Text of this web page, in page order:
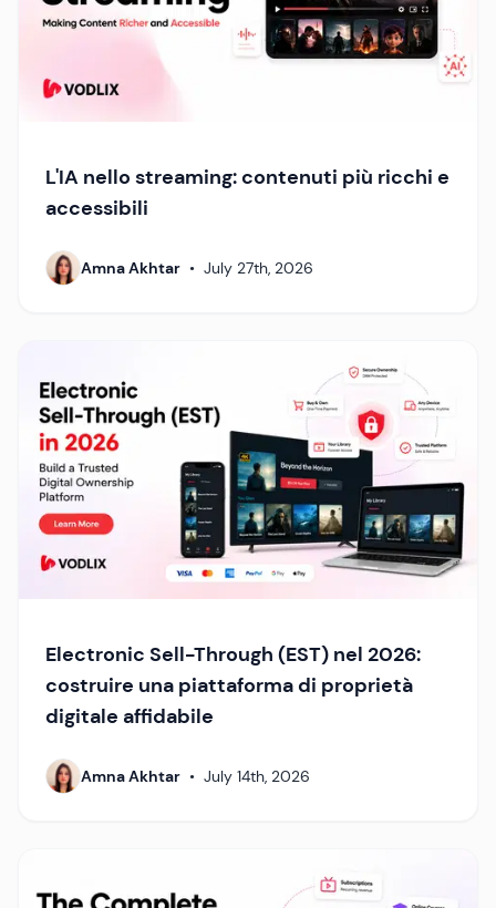
L'IA nello streaming: contenuti più ricchi e
accessibili
Amna Akhtar • July 27th, 2026
Electronic Sell-Through (EST) nel 2026:
costruire una piattaforma di proprietà
digitale affidabile
Amna Akhtar • July 14th, 2026